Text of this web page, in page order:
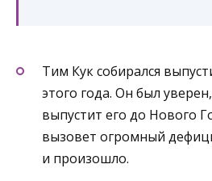
Тим Кук собирался
этого года. Он был
выпустит его до Нового
вызовет огромный
и произошло.